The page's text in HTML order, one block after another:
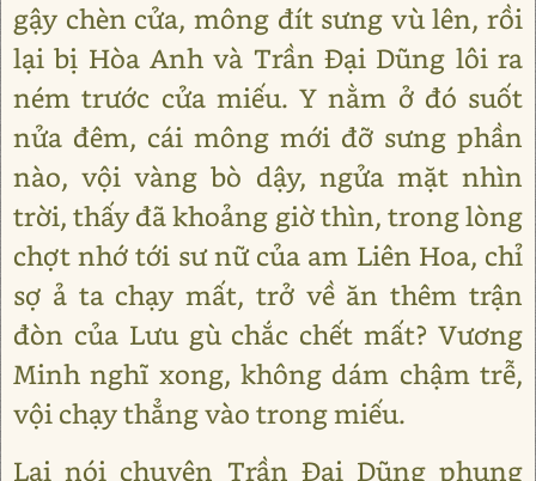
gậy chèn cửa, mông đít sưng vù lên, rồi
lại bị Hòa Anh và Trần Đại Dũng lôi ra
ném trước cửa miếu. Y nằm ở đó suốt
nửa đêm, cái mông mới đỡ sưng phần
nào, vội vàng bò dậy, ngửa mặt nhìn
trời, thấy đã khoảng giờ thìn, trong lòng
chợt nhớ tới sư nữ của am Liên Hoa, chỉ
sợ ả ta chạy mất, trở về ăn thêm trận
đòn của Lưu gù chắc chết mất? Vương
Minh nghĩ xong, không dám chậm trễ,
vội chạy thẳng vào trong miếu.
Lại nói chuyện Trần Đại Dũng phụng